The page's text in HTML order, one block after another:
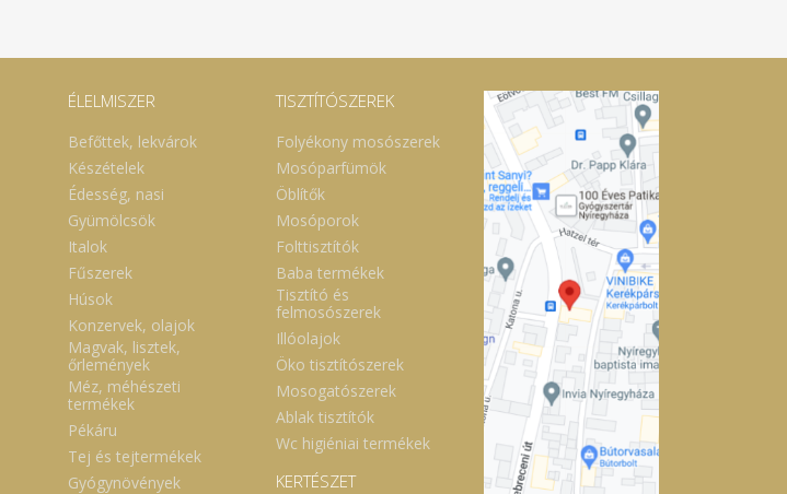
ÉLELMISZER
Befőttek, lekvárok
Készételek
Édesség, nasi
Gyümölcsök
Italok
Fűszerek
Húsok
Konzervek, olajok
Magvak, lisztek,
őrlemények
Méz, méhészeti
termékek
Pékáru
Tej és tejtermékek
Gyógynövények
TISZTÍTÓSZEREK
Folyékony mosószerek
Mosóparfümök
Öblítők
Mosóporok
Folttisztítók
Baba termékek
Tisztító és
felmosószerek
Illóolajok
Öko tisztítószerek
Mosogatószerek
Ablak tisztítók
Wc higiéniai termékek
KERTÉSZET